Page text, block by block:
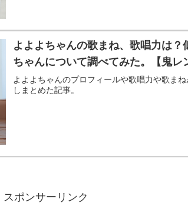
よよよちゃんの歌まね、歌唱力は？
ちゃんについて調べてみた。【鬼レ
よよよちゃんのプロフィールや歌唱力や歌ま
しまとめた記事。
スポンサーリンク